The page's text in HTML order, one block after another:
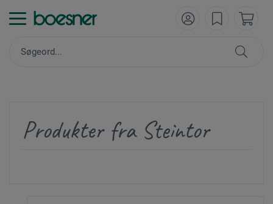
Produkter fra Steintor